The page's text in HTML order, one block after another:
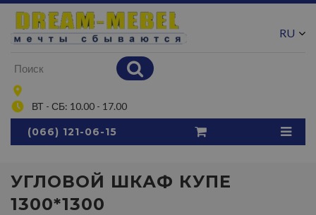
ВТ - СБ: 10.00 - 17.00
RU
(066) 121-06-15
УГЛОВОЙ ШКАФ КУПЕ
1300*1300